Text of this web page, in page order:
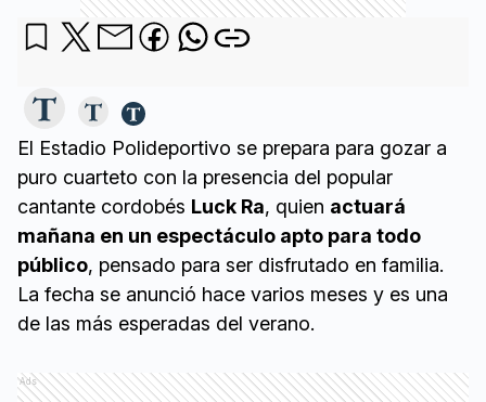
El Estadio Polideportivo se prepara para gozar a
puro cuarteto con la presencia del popular
cantante cordobés Luck Ra, quien actuará
mañana en un espectáculo apto para todo
público, pensado para ser disfrutado en familia.
La fecha se anunció hace varios meses y es una
de las más esperadas del verano.
Ads